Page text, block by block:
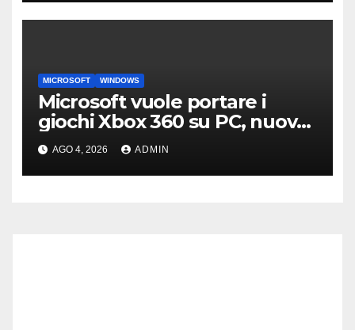
MICROSOFT WINDOWS
Microsoft vuole portare i
giochi Xbox 360 su PC, nuove
indiscrezioni
AGO 4, 2026 ADMIN